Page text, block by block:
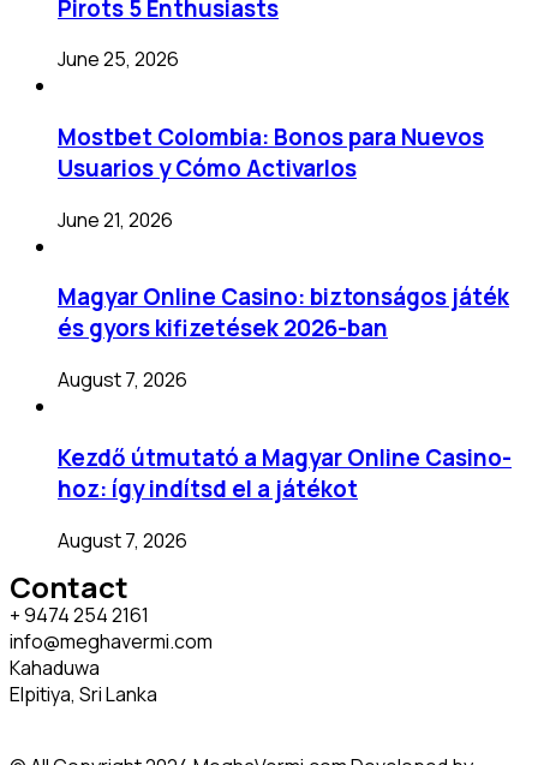
Pirots 5 Enthusiasts
June 25, 2026
Mostbet Colombia: Bonos para Nuevos
Usuarios y Cómo Activarlos
June 21, 2026
Magyar Online Casino: biztonságos játék
és gyors kifizetések 2026-ban
August 7, 2026
Kezdő útmutató a Magyar Online Casino-
hoz: így indítsd el a játékot
August 7, 2026
Contact
+ 9474 254 2161
info@meghavermi.com
Kahaduwa
Elpitiya, Sri Lanka